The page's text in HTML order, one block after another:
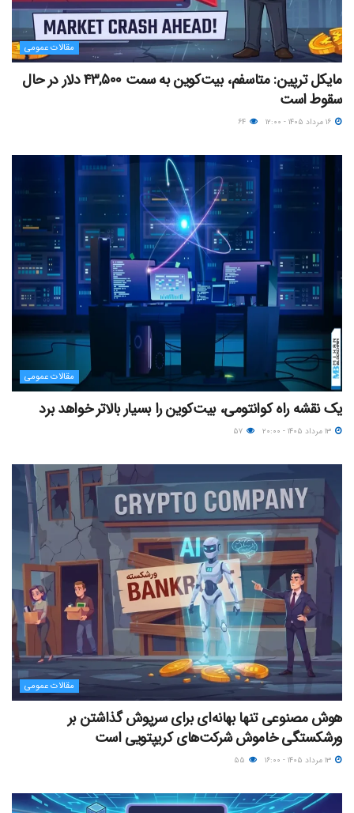
مقالات عمومی
مایکل ترپین: متاسفم، بیت‌کوین به سمت ۴۳,۵۰۰ دلار در حال
سقوط است
مقالات عمومی
یک نقشه راه کوانتومی، بیت‌کوین را بسیار بالاتر خواهد برد
مقالات عمومی
هوش مصنوعی تنها بهانه‌ای برای سرپوش گذاشتن بر
ورشکستگی خاموش شرکت‌های کریپتویی است